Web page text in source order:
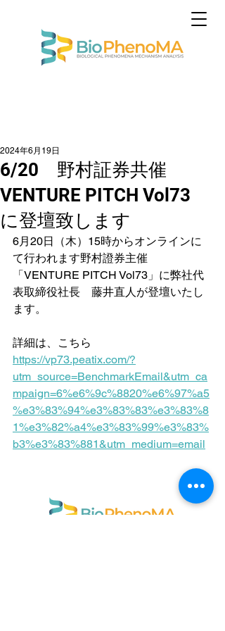
6/20 野村証券共催
VENTURE PITCH Vol73
に登壇致します
2024年6月19日
6月20日（木）15時からオンラインに
て行われます野村證券主催
「VENTURE PITCH Vol73」に弊社代
表取締役社長　藤井直人が登壇いたし
ます。
詳細は、こちら
https://vp73.peatix.com/?
utm_source=BenchmarkEmail&utm_ca
mpaign=6%e6%9c%8820%e6%97%a5
%e3%83%94%e3%83%83%e3%83%8
1%e3%82%a4%e3%83%99%e3%83%
b3%e3%83%881&utm_medium=email